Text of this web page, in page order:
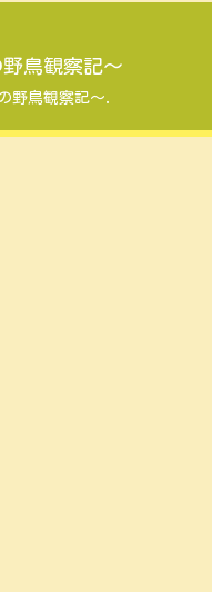
鳥観察記～
野鳥観察記～.